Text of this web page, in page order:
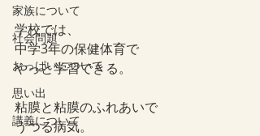
家族について
社会問題
おっぱいについて
思い出
講義について
学校では、
中学3年の保健体育で
やっと学習できる。
粘膜と粘膜のふれあいで
うつる病気。